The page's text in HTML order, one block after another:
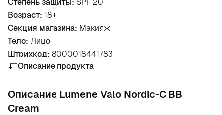
Степень защиты: SPF 20
Возраст: 18+
Секция магазина: Макияж
Тело: Лицо
Штрихкод: 8000018441783
Описание продукта
Oписание Lumene Valo Nordic-C BB
Cream